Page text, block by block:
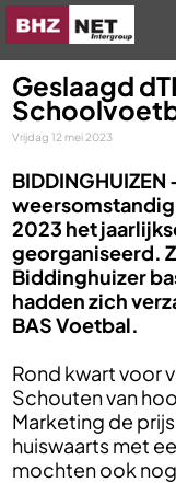
Geslaagd
Vrijdag 12 mei 2023
BIDDINGHUIZEN
2023 het
georganiseerd.
Biddinghuizer
hadden zich
BAS Voetbal.
Rond kwart voor
Schouten van
Marketing de
huiswaarts met
mochten ook